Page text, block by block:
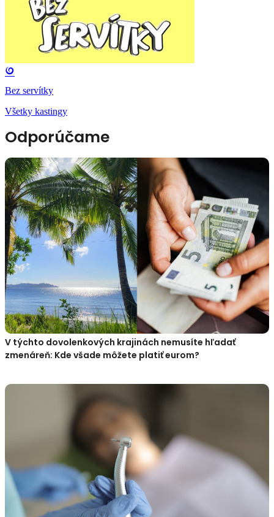
Bez servítky
Všetky kastingy
Odporúčame
V týchto dovolenkových krajinách nemusíte hľadať
zmenáreň: Kde všade môžete platiť eurom?